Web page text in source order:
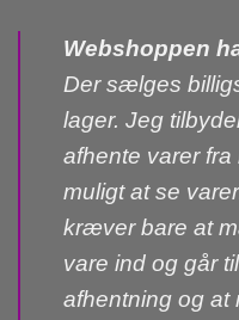
Webshoppen
Der sælges
lager. Jeg
afhente varer fra
muligt at se
kræver bare at
vare ind og går
afhentning og at